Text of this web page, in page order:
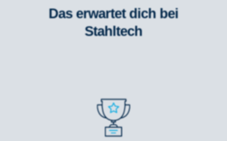
Das erwartet dich bei
Stahltech